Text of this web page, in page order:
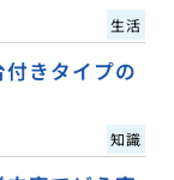
生活
きタイプの
知識